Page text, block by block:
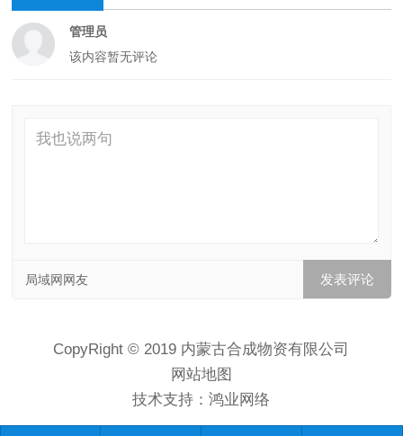
管理员
该内容暂无评论
局域网网友
CopyRight © 2019 内蒙古合成物资有限公司
网站地图
技术支持：鸿业网络